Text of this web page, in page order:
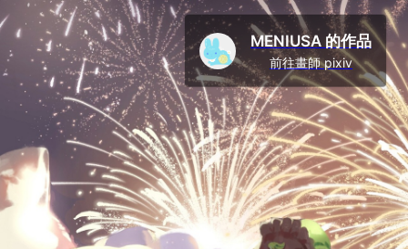
MENIUSA 的作品
前往畫師 pixiv